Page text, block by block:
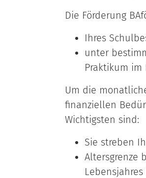
Die Förderung
Ihres
unter
Praktikum im
Um die
finanziellen
Wichtigsten sind:
Sie streben
Altersgrenze